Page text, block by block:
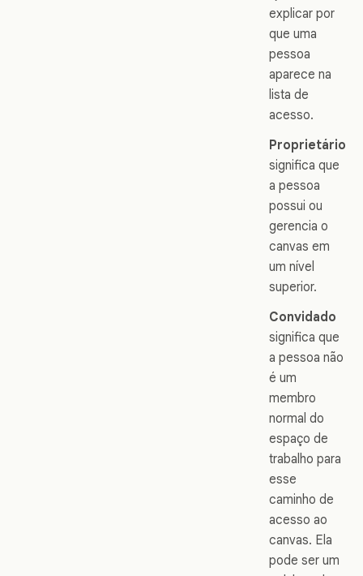
explicar por
que uma
pessoa
aparece na
lista de
acesso.
Proprietário
significa que
a pessoa
possui ou
gerencia o
canvas em
um nível
superior.
Convidado
significa que
a pessoa não
é um
membro
normal do
espaço de
trabalho para
esse
caminho de
acesso ao
canvas. Ela
pode ser um